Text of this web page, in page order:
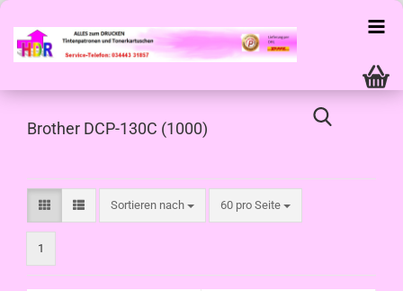
Brother DCP-130C (1000)
Sortieren nach
Sortieren nach 60 pro Seite
pro Seite
1